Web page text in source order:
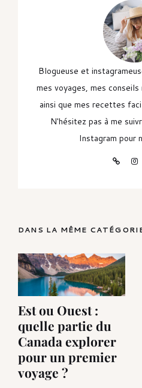
Blogueuse et
mes voyages, mes
ainsi que mes recettes
N'hésitez pas à me
Instagram pour
DANS LA MÊME
Est ou Ouest :
quelle partie du
Canada explorer
pour un premier
voyage ?